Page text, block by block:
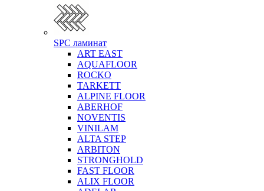
SPC ламинат
ART EAST
AQUAFLOOR
ROCKO
TARKETT
ALPINE FLOOR
ABERHOF
NOVENTIS
VINILAM
ALTA STEP
ARBITON
STRONGHOLD
FAST FLOOR
ALIX FLOOR